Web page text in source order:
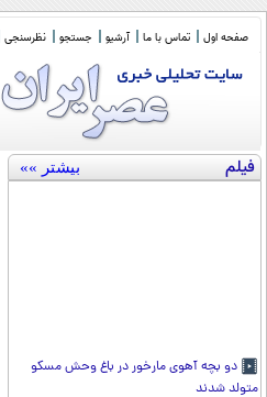
صفحه اول تماس با ما آرشیو جستجو نظرسنجی
فیلم بیشتر »»
دو بچه آهوی مارخور در باغ وحش مسکو
متولد شدند